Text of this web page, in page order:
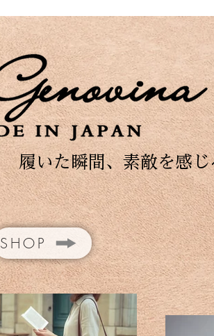
SHOP
履いた瞬間、素敵を感じ